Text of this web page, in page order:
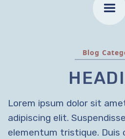
Blog
Lorem ipsum dolor sit
adipiscing elit.
elementum tristique. Duis